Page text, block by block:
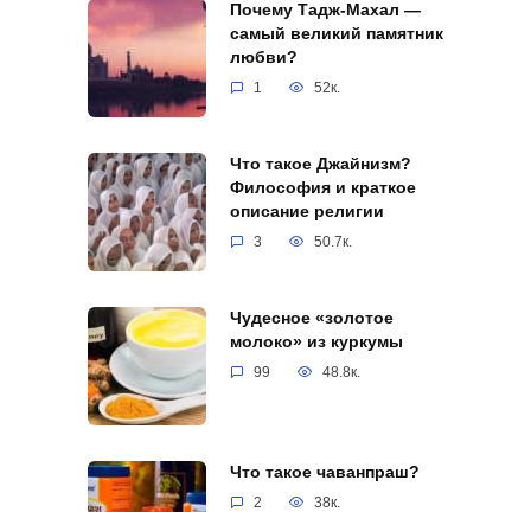
Почему Тадж-Махал —
самый великий памятник
любви?
1 52к.
Что такое Джайнизм?
Философия и краткое
описание религии
3 50.7к.
Чудесное «золотое
молоко» из куркумы
99 48.8к.
Что такое чаванпраш?
2 38к.